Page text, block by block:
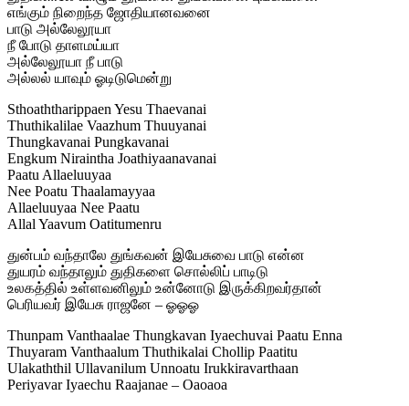
எங்கும் நிறைந்த ஜோதியானவனை
பாடு அல்லேலூயா
நீ போடு தாளமய்யா
அல்லேலூயா நீ பாடு
அல்லல் யாவும் ஓடிடுமென்று
Sthoaththarippaen Yesu Thaevanai
Thuthikalilae Vaazhum Thuuyanai
Thungkavanai Pungkavanai
Engkum Niraintha Joathiyaanavanai
Paatu Allaeluuyaa
Nee Poatu Thaalamayyaa
Allaeluuyaa Nee Paatu
Allal Yaavum Oatitumenru
துன்பம் வந்தாலே துங்கவன் இயேசுவை பாடு என்ன
துயரம் வந்தாலும் துதிகளை சொல்லிப் பாடிடு
உலகத்தில் உள்ளவனிலும் உன்னோடு இருக்கிறவர்தான்
பெரியவர் இயேசு ராஜனே – ஓஓஓ
Thunpam Vanthaalae Thungkavan Iyaechuvai Paatu Enna
Thuyaram Vanthaalum Thuthikalai Chollip Paatitu
Ulakaththil Ullavanilum Unnoatu Irukkiravarthaan
Periyavar Iyaechu Raajanae – Oaoaoa